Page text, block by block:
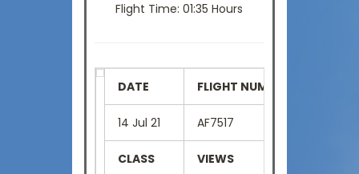
Flight Time: 01:35 Hours
DATE FLIGHT NUMBER
14 Jul 21 AF7517
CLASS VIEWS